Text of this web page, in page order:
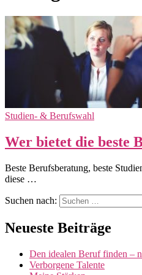
Studien- & Berufswahl
Wer bietet die beste
Beste Berufsberatung, beste
diese …
Suchen nach:
Neueste Beiträge
Den idealen Beruf finden –
Verborgene Talente